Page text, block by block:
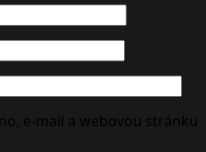
e-mail a webovou stránku